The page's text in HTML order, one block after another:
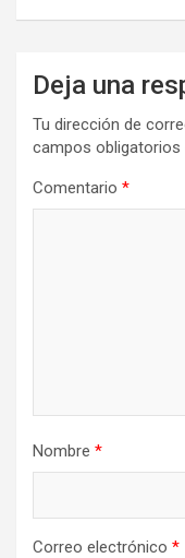
Deja una
Tu dirección de
campos
Comentario *
Nombre *
Correo electrónico *